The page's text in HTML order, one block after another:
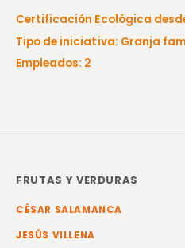
Certificación Ecológica
Tipo de iniciativa: Granja
Empleados: 2
FRUTAS Y VERDURAS
CÉSAR SALAMANCA
JESÚS VILLENA